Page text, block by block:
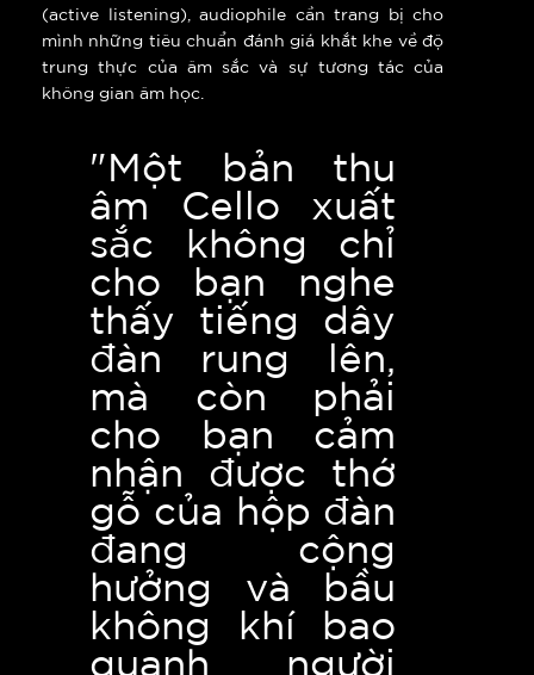
(active listening), audiophile cần trang bị cho
mình những tiêu chuẩn đánh giá khắt khe về độ
trung thực của âm sắc và sự tương tác của
không gian âm học.
"Một bản thu
âm Cello xuất
sắc không chỉ
cho bạn nghe
thấy tiếng dây
đàn rung lên,
mà còn phải
cho bạn cảm
nhận được thớ
gỗ của hộp đàn
đang cộng
hưởng và bầu
không khí bao
quanh người